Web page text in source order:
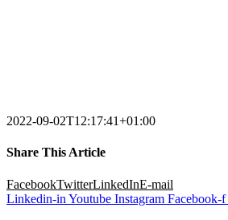
2022-09-02T12:17:41+01:00
Share This Article
FacebookTwitterLinkedInE-mail
Linkedin-in Youtube Instagram Facebook-f